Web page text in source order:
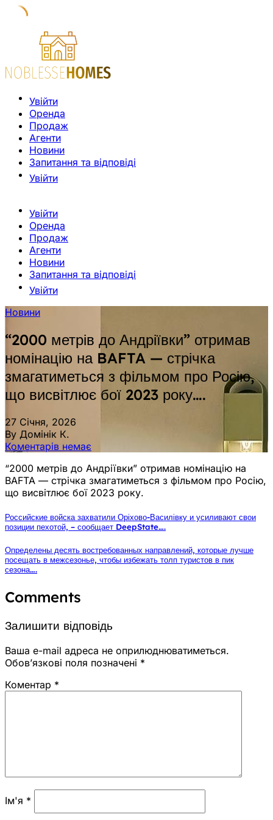
Увійти
Оренда
Продаж
Агенти
Новини
Запитання та відповіді
Увійти
Увійти
Оренда
Продаж
Агенти
Новини
Запитання та відповіді
Увійти
Новини
“2000 метрів до Андріївки” отримав
номінацію на BAFTA — стрічка
змагатиметься з фільмом про Росію,
що висвітлює бої 2023 року….
27 Січня, 2026
By Домінік К.
Коментарів немає
“2000 метрів до Андріївки” отримав номінацію на
BAFTA — стрічка змагатиметься з фільмом про Росію,
що висвітлює бої 2023 року.
Российские войска захватили Оріхово-Василівку и усиливают свои
позиции пехотой, – сообщает DeepState….
Определены десять востребованных направлений, которые лучше
посещать в межсезонье, чтобы избежать толп туристов в пик
сезона….
Comments
Залишити відповідь
Ваша e-mail адреса не оприлюднюватиметься.
Обов’язкові поля позначені *
Коментар *
Ім'я *